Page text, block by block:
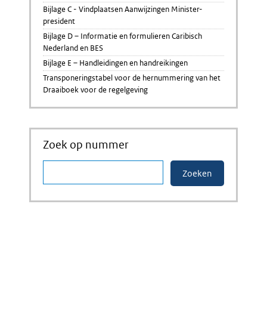
Bijlage C - Vindplaatsen Aanwijzingen Minister-
president
Bijlage D – Informatie en formulieren Caribisch
Nederland en BES
Bijlage E – Handleidingen en handreikingen
Transponeringstabel voor de hernummering van het
Draaiboek voor de regelgeving
Zoek op nummer